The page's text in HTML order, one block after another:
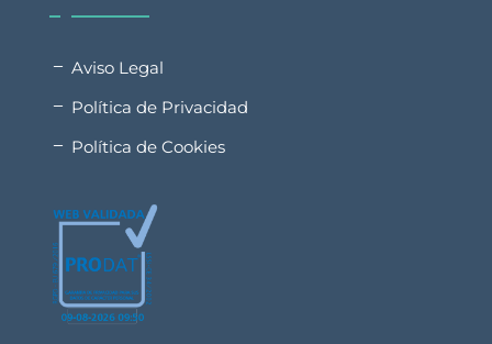
Aviso Legal
Política de Privacidad
Política de Cookies